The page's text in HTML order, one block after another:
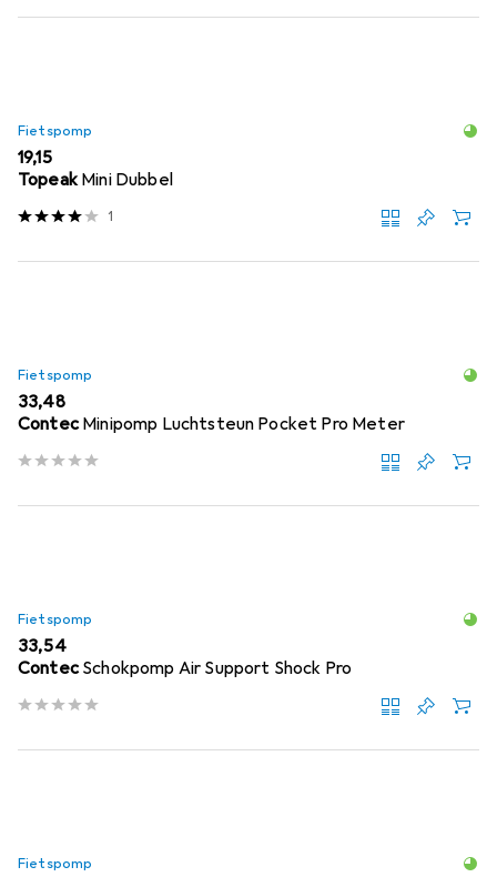
Fietspomp
EUR
19,15
Topeak Mini Dubbel
1
Fietspomp
EUR
33,48
Contec Minipomp Luchtsteun Pocket Pro Meter
Fietspomp
EUR
33,54
Contec Schokpomp Air Support Shock Pro
Fietspomp